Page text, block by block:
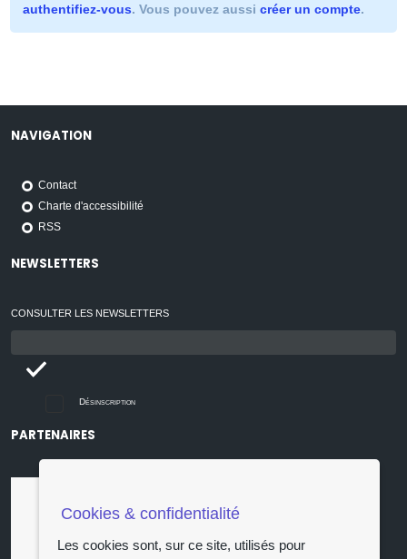
authentifiez-vous. Vous pouvez aussicréer un compte.
NAVIGATION
Contact
Charte d'accessibilité
RSS
NEWSLETTERS
CONSULTER LES NEWSLETTERS
:
Désinscription
PARTENAIRES
Cookies & confidentialité
Les cookies sont, sur ce site, utilisés pour